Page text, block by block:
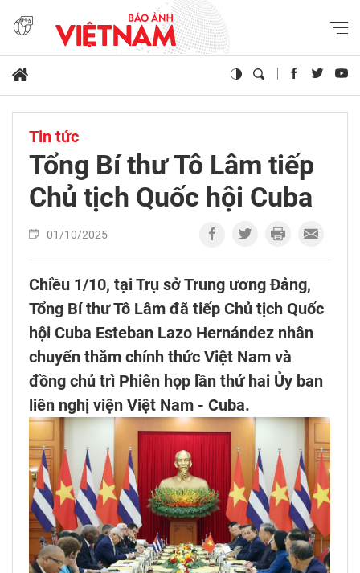
Tin tức
Tổng Bí thư Tô Lâm tiếp
Chủ tịch Quốc hội Cuba
01/10/2025
Chiều 1/10, tại Trụ sở Trung ương Đảng,
Tổng Bí thư Tô Lâm đã tiếp Chủ tịch Quốc
hội Cuba Esteban Lazo Hernández nhân
chuyến thăm chính thức Việt Nam và
đồng chủ trì Phiên họp lần thứ hai Ủy ban
liên nghị viện Việt Nam - Cuba.